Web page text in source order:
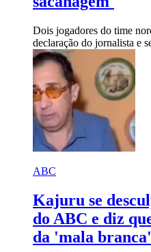
Dois jogadores do time
declaração do jornalista e
ABC
Kajuru se
do ABC e diz
da 'mala branca'